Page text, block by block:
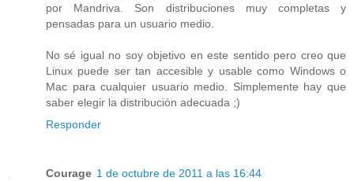
por Mandriva. Son distribuciones muy completas y
pensadas para un usuario medio.
No sé igual no soy objetivo en este sentido pero creo que
Linux puede ser tan accesible y usable como Windows o
Mac para cualquier usuario medio. Simplemente hay que
saber elegir la distribución adecuada ;)
Responder
Courage 1 de octubre de 2011 a las 16:44